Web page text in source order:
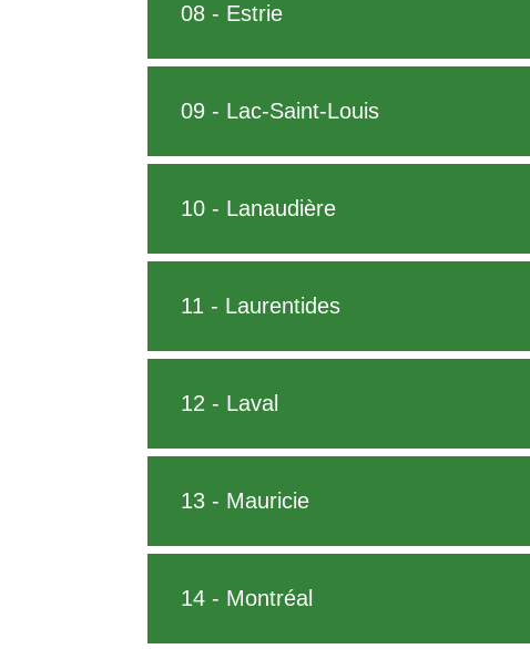
08 - Estrie
09 - Lac-Saint-Louis
10 - Lanaudière
11 - Laurentides
12 - Laval
13 - Mauricie
14 - Montréal